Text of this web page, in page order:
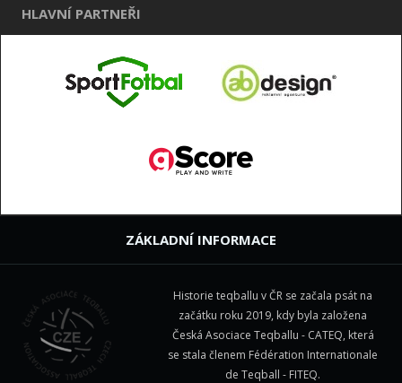
HLAVNÍ PARTNEŘI
ZÁKLADNÍ INFORMACE
Historie teqballu v ČR se začala psát na
začátku roku 2019, kdy byla založena
Česká Asociace Teqballu - CATEQ, která
se stala členem Fédération Internationale
de Teqball - FITEQ.